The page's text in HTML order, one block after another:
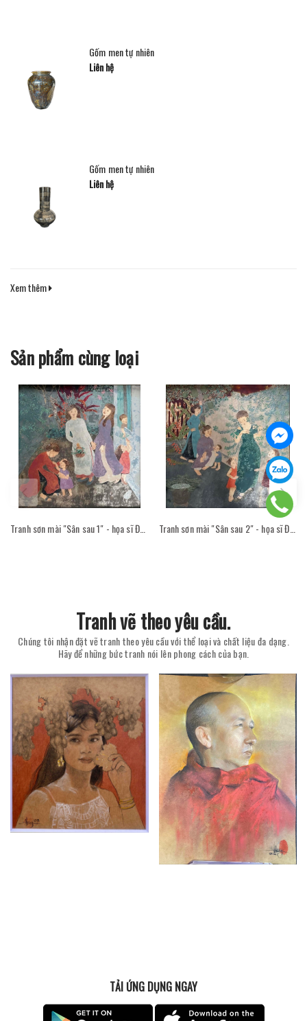
Gốm men tự nhiên
Liên hệ
Gốm men tự nhiên
Liên hệ
Xem thêm
Sản phẩm cùng loại
Tranh vẽ theo yêu cầu.
Chúng tôi nhận đặt vẽ tranh theo yêu cầu với thể loại và chất liệu đa dạng.
Hãy để những bức tranh nói lên phong cách của bạn.
TẢI ỨNG DỤNG NGAY